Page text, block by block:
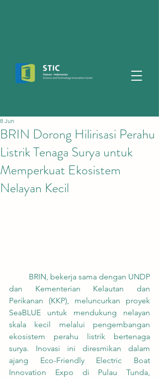
BRIN Dorong Hilirisasi Perahu
Listrik Tenaga Surya untuk
Memperkuat Ekosistem
Nelayan Kecil
8 Jun
dan Kementerian Kelautan dan
Perikanan (KKP), meluncurkan proyek
SeaBLUE untuk mendukung nelayan
skala kecil melalui pengembangan
ekosistem perahu listrik bertenaga
surya. Inovasi ini diresmikan dalam
ajang Eco-Friendly Electric Boat
Innovation Expo di Pulau Tunda,